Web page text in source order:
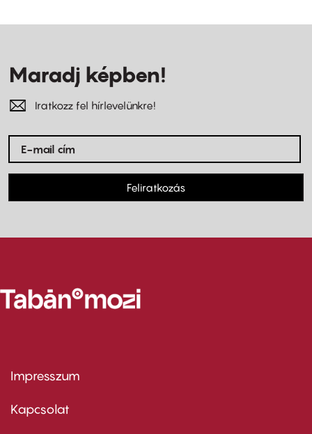
Maradj képben!
Iratkozz fel hírlevelünkre!
Feliratkozás
Footer
first
Impresszum
Kapcsolat